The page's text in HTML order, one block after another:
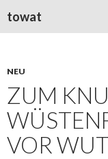
towat
NEU
ZUM
VOR WUT